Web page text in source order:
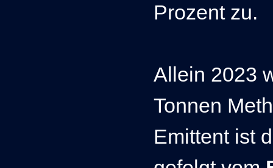
Prozent zu.
Allein 2023
Tonnen
Emittent ist